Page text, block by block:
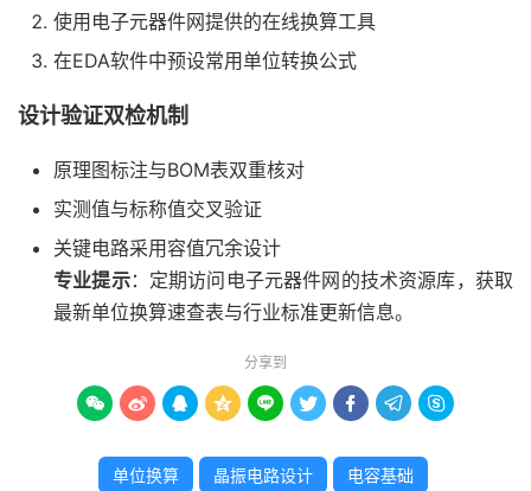
使用电子元器件网提供的在线换算工具
在EDA软件中预设常用单位转换公式
设计验证双检机制
原理图标注与BOM表双重核对
实测值与标称值交叉验证
关键电路采用容值冗余设计
专业提示：定期访问电子元器件网的技术资源库，获取
最新单位换算速查表与行业标准更新信息。
分享到
        
单位换算 晶振电路设计 电容基础